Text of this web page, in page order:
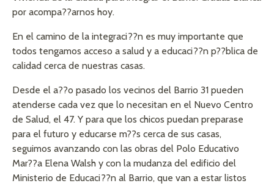
por acompa??arnos hoy.
En el camino de la integraci??n es muy importante que
todos tengamos acceso a salud y a educaci??n p??blica de
calidad cerca de nuestras casas.
Desde el a??o pasado los vecinos del Barrio 31 pueden
atenderse cada vez que lo necesitan en el Nuevo Centro
de Salud, el 47. Y para que los chicos puedan preparase
para el futuro y educarse m??s cerca de sus casas,
seguimos avanzando con las obras del Polo Educativo
Mar??a Elena Walsh y con la mudanza del edificio del
Ministerio de Educaci??n al Barrio, que van a estar listos